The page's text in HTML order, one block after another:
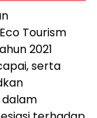
Tourism
2021
serta